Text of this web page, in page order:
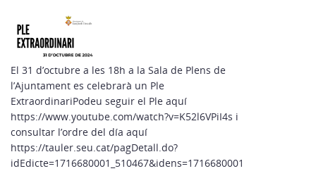
El 31 d’octubre a les 18h a la Sala de Plens de
l’Ajuntament es celebrarà un Ple
ExtraordinariPodeu seguir el Ple aquí
https://www.youtube.com/watch?v=K52l6VPiI4s i
consultar l’ordre del día aquí
https://tauler.seu.cat/pagDetall.do?
idEdicte=1716680001_510467&idens=1716680001